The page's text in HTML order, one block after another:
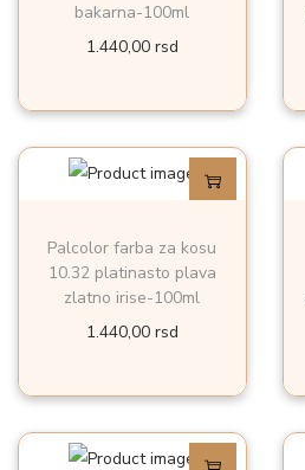
bakarna-100ml
1.440,00 rsd
Palcolor farba za kosu
10.32 platinasto plava
zlatno irise-100ml
1.440,00 rsd